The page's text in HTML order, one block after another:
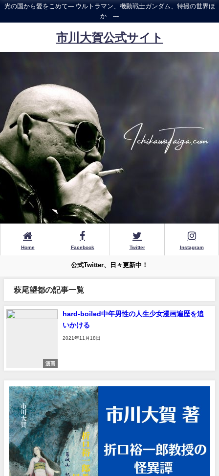
光の国から愛をこめて--- ウルトラマン、機動戦士ガンダム、特撮の世界ほ
か ---
市川大賀公式サイト
Home Facebook Twitter Instagram
公式Twitter、日々更新中！
萩尾望都の記事一覧
漫画
hard-boiled中年男性の人生少女漫画遍歴を追
いかける
2021年11月18日